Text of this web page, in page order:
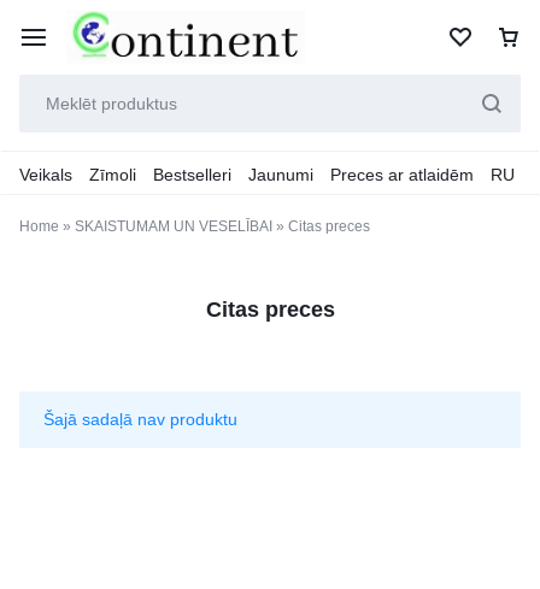
Veikals Zīmoli Bestselleri Jaunumi Preces ar atlaidēm RU
Home » SKAISTUMAM UN VESELĪBAI » Citas preces
Citas preces
Šajā sadaļā nav produktu